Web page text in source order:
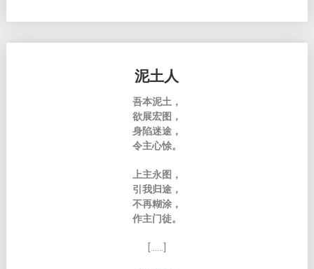
泥土人
吾本泥土，
欲展宏图，
身陷迷途，
令主心悇。
上主永图，
引我归途，
不再糊涂，
作主门徒。